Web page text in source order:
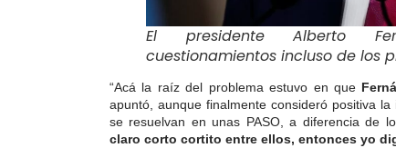
El presidente Alberto
cuestionamientos incluso de los
“Acá la raíz del problema estuvo en que
apuntó, aunque finalmente consideró positiva
se resuelvan en unas PASO, a diferencia de
claro corto cortito entre ellos, entonces yo